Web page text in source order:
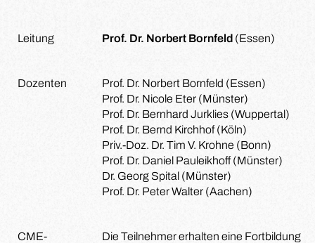
Leitung Prof. Dr. Norbert Bornfeld (Essen)
Dozenten
Prof. Dr. Norbert Bornfeld (Essen)
Prof. Dr. Nicole Eter (Münster)
Prof. Dr. Bernhard Jurklies (Wuppertal)
Prof. Dr. Bernd Kirchhof (Köln)
Priv.-Doz. Dr. Tim V. Krohne (Bonn)
Prof. Dr. Daniel Pauleikhoff (Münster)
Dr. Georg Spital (Münster)
Prof. Dr. Peter Walter (Aachen)
CME-
Die Teilnehmer erhalten eine